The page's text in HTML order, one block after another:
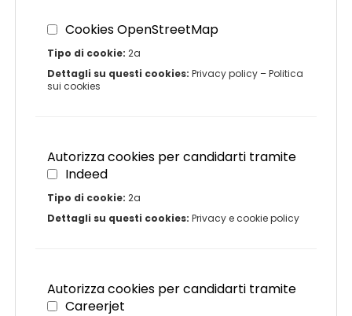
Cookies OpenStreetMap
Tipo di cookie: 2a
Dettagli su questi cookies: Privacy policy –Politica
sui cookies
Autorizza cookies per candidarti tramite
Indeed
Tipo di cookie: 2a
Dettagli su questi cookies: Privacy e cookie policy
Autorizza cookies per candidarti tramite
Careerjet